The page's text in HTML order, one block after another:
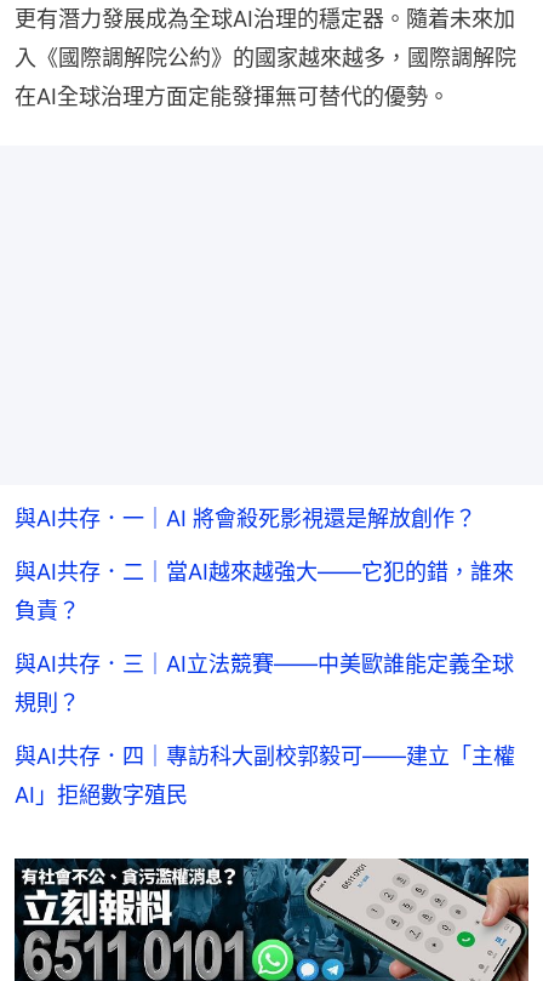
更有潛力發展成為全球AI治理的穩定器。隨着未來加
入《國際調解院公約》的國家越來越多，國際調解院
在AI全球治理方面定能發揮無可替代的優勢。
與AI共存．一｜AI 將會殺死影視還是解放創作？
與AI共存．二｜當AI越來越強大——它犯的錯，誰來
負責？
與AI共存．三｜AI立法競賽——中美歐誰能定義全球
規則？
與AI共存．四｜專訪科大副校郭毅可——建立「主權
AI」拒絕數字殖民